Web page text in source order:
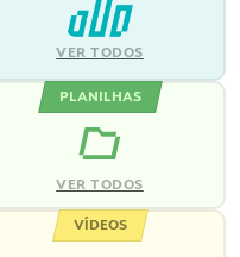
VER TODOS
PLANILHAS
VER TODOS
VÍDEOS